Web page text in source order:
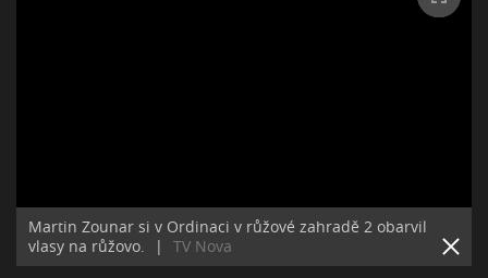
Martin Zounar si v Ordinaci v růžové zahradě 2 obarvil
vlasy na růžovo.
| TV Nova